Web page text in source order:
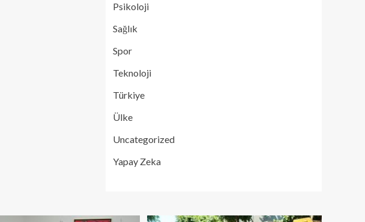
Psikoloji
Sağlık
Spor
Teknoloji
Türkiye
Ülke
Uncategorized
Yapay Zeka